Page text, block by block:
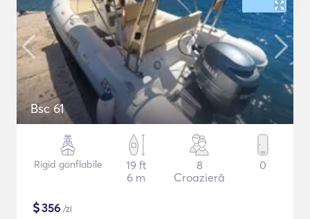
Bsc 61
Rigid gonflabile
19 ft
6 m
8
Croazieră
0
$356 /zi